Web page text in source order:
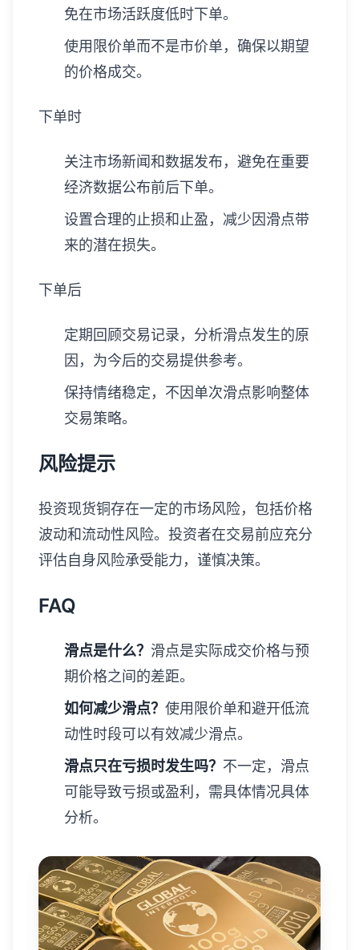
免在市场活跃度低时下单。
使用限价单而不是市价单，确保以期望
的价格成交。
下单时
关注市场新闻和数据发布，避免在重要
经济数据公布前后下单。
设置合理的止损和止盈，减少因滑点带
来的潜在损失。
下单后
定期回顾交易记录，分析滑点发生的原
因，为今后的交易提供参考。
保持情绪稳定，不因单次滑点影响整体
交易策略。
风险提示
投资现货铜存在一定的市场风险，包括价格
波动和流动性风险。投资者在交易前应充分
评估自身风险承受能力，谨慎决策。
FAQ
滑点是什么？ 滑点是实际成交价格与预
期价格之间的差距。
如何减少滑点？ 使用限价单和避开低流
动性时段可以有效减少滑点。
滑点只在亏损时发生吗？ 不一定，滑点
可能导致亏损或盈利，需具体情况具体
分析。